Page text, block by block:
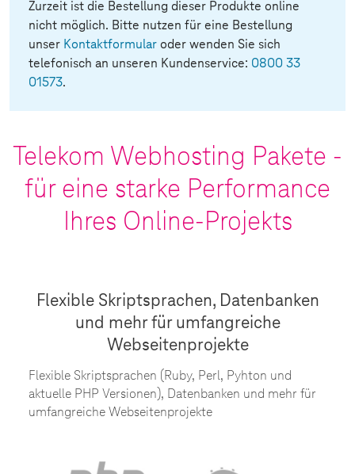
Zurzeit ist die Bestellung dieser Produkte online
nicht möglich. Bitte nutzen für eine Bestellung
unser Kontaktformularoder wenden Sie sich
telefonisch an unseren Kundenservice: 0800 33
01573.
Telekom Webhosting Pakete -
für eine starke Performance
Ihres Online-Projekts
Flexible Skriptsprachen, Datenbanken
und mehr für umfangreiche
Webseitenprojekte
Flexible Skriptsprachen (Ruby, Perl, Pyhton und
aktuelle PHP Versionen), Datenbanken und mehr für
umfangreiche Webseitenprojekte